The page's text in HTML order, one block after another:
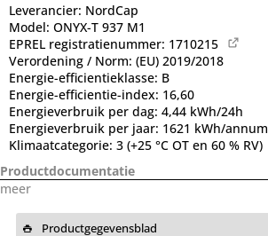
Leverancier: NordCap
Model: ONYX-T 937 M1
EPREL registratienummer: 1710215
Verordening / Norm: (EU) 2019/2018
Energie-efficientieklasse: B
Energie-efficientie-index: 16,60
Energieverbruik per dag: 4,44 kWh/24h
Energieverbruik per jaar: 1621 kWh/annum
Klimaatcategorie: 3 (+25 °C OT en 60 % RV)
Productdocumentatie
meer
Productgegevensblad